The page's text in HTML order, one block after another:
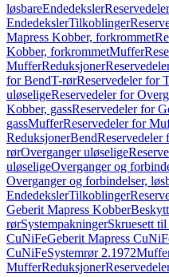
løsbareEndedeksler
EndedekslerTilkoblinger
Mapress Kobber, forkrommet
Kobber, forkrommetMuffer
MufferReduksjoner
for BendT-rørReservedeler for
uløseligeReservedeler for
Kobber, gassReservedeler for
gassMufferReservedeler for
ReduksjonerBendReservedeler
rørOverganger uløselige
uløseligeOverganger og
Overganger og forbindelser,
EndedekslerTilkoblinger
Geberit Mapress Kobber
rørSystempakningerSkruesett
CuNiFeGeberit Mapress
CuNiFeSystemrør 2.1972
MufferReduksjoner